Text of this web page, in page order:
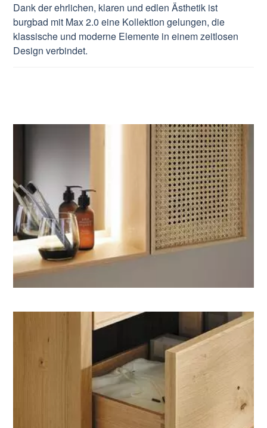
Dank der ehrlichen, klaren und edlen Ästhetik ist
burgbad mit Max 2.0 eine Kollektion gelungen, die
klassische und moderne Elemente in einem zeitlosen
Design verbindet.